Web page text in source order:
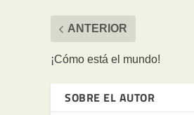
ANTERIOR
¡Cómo está el mundo!
SOBRE EL AUTOR